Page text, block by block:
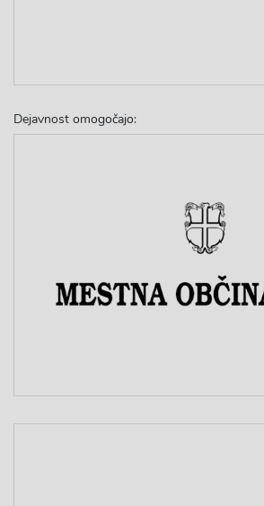
Dejavnost omogočajo: